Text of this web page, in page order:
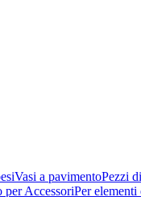
Vasi a pavimentoPezzi
per AccessoriPer elementi